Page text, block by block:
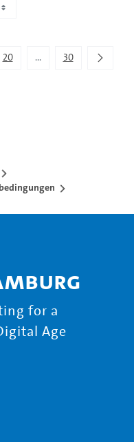
mit TAB-Taste.
20 ...
Zwischenseiten
30
for a
Age